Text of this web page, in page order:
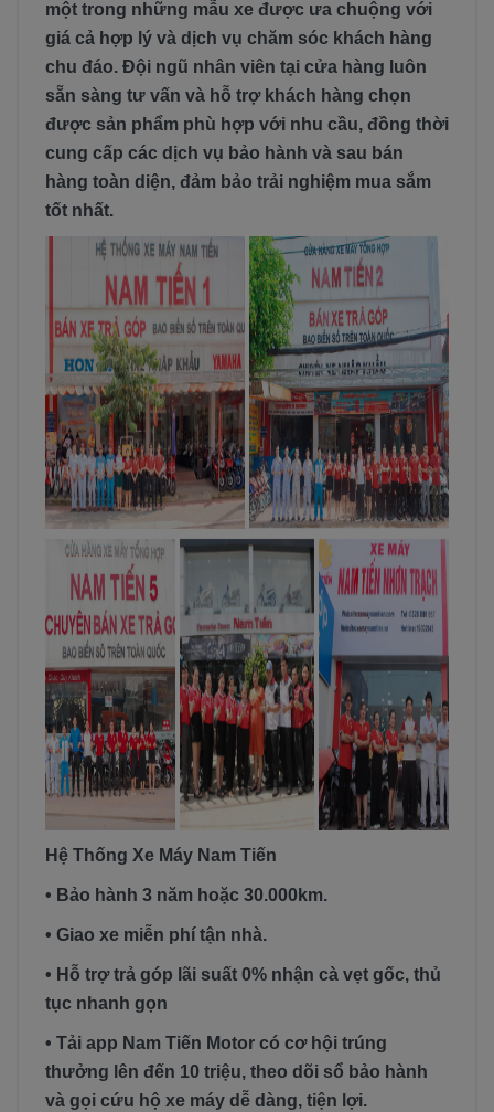
một trong những mẫu xe được ưa chuộng với
giá cả hợp lý và dịch vụ chăm sóc khách hàng
chu đáo. Đội ngũ nhân viên tại cửa hàng luôn
sẵn sàng tư vấn và hỗ trợ khách hàng chọn
được sản phẩm phù hợp với nhu cầu, đồng thời
cung cấp các dịch vụ bảo hành và sau bán
hàng toàn diện, đảm bảo trải nghiệm mua sắm
tốt nhất.
Hệ Thống Xe Máy Nam Tiến
• Bảo hành 3 năm hoặc 30.000km.
• Giao xe miễn phí tận nhà.
• Hỗ trợ trả góp lãi suất 0% nhận cà vẹt gốc, thủ
tục nhanh gọn
• Tải app Nam Tiến Motor có cơ hội trúng
thưởng lên đến 10 triệu, theo dõi sổ bảo hành
và gọi cứu hộ xe máy dễ dàng, tiện lợi.